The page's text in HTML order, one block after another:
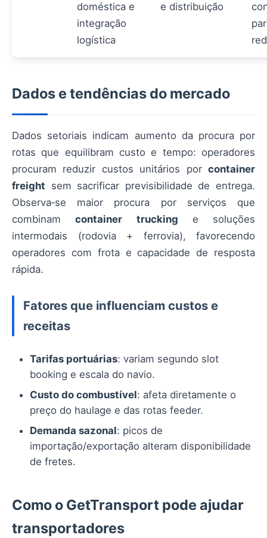
doméstica e
integração
logística
e distribuição
Dados e tendências do mercado
Dados setoriais indicam aumento da procura por
rotas que equilibram custo e tempo: operadores
procuram reduzir custos unitários por container
freight sem sacrificar previsibilidade de entrega.
Observa‑se maior procura por serviços que
combinamcontainer trucking e soluções
intermodais (rodovia + ferrovia), favorecendo
operadores com frota e capacidade de resposta
rápida.
Fatores que influenciam custos e
receitas
Tarifas portuárias: variam segundo slot
booking e escala do navio.
Custo do combustível: afeta diretamente o
preço do haulage e das rotas feeder.
Demanda sazonal: picos de
importação/exportação alteram disponibilidade
de fretes.
Como o GetTransport pode ajudar
transportadores